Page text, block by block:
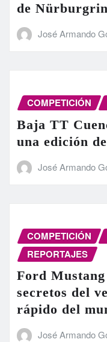
de
José Armando
COMPETICIÓN
Baja TT
una edición
José Armando
COMPETICIÓN
REPORTAJES
Ford
secretos del
rápido del
José Armando